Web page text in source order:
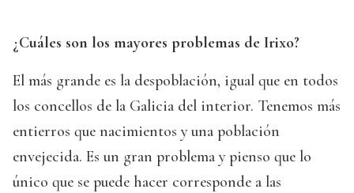
¿Cuáles son los mayores problemas de Irixo?
El más grande es la despoblación, igual que en todos
los concellos de la Galicia del interior. Tenemos más
entierros que nacimientos y una población
envejecida. Es un gran problema y pienso que lo
único que se puede hacer corresponde a las